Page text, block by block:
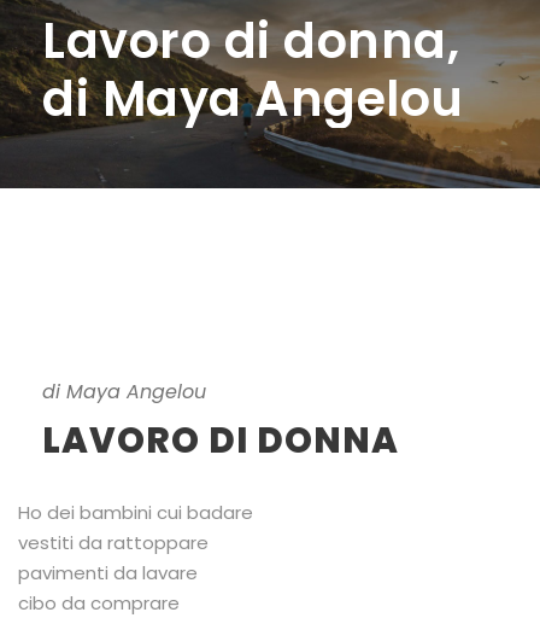
Lavoro di donna,
di Maya Angelou
di Maya Angelou
LAVORO DI DONNA
Ho dei bambini cui badare
vestiti da rattoppare
pavimenti da lavare
cibo da comprare